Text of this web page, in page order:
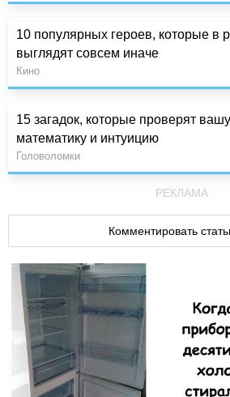
10 популярных героев, которые в
выглядят совсем иначе
Кино
15 загадок, которые проверят вашу
математику и интуицию
Головоломки
РЕКЛАМА
Комментировать